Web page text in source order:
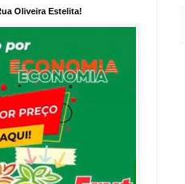
Oliveira Estelita!